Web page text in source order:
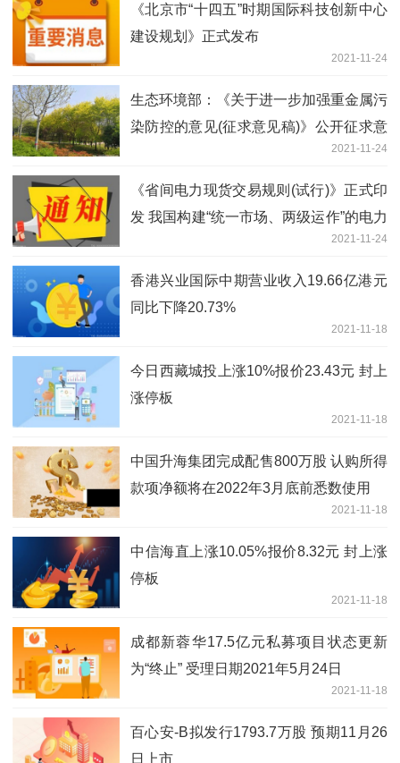
《北京市“十四五”时期国际科技创新中心
建设规划》正式发布
2021-11-24
生态环境部：《关于进一步加强重金属污
染防控的意见(征求意见稿)》公开征求意
2021-11-24
《省间电力现货交易规则(试行)》正式印
发 我国构建“统一市场、两级运作”的电力
2021-11-24
香港兴业国际中期营业收入19.66亿港元
同比下降20.73%
2021-11-18
今日西藏城投上涨10%报价23.43元 封上
涨停板
2021-11-18
中国升海集团完成配售800万股 认购所得
款项净额将在2022年3月底前悉数使用
2021-11-18
中信海直上涨10.05%报价8.32元 封上涨
停板
2021-11-18
成都新蓉华17.5亿元私募项目状态更新
为“终止” 受理日期2021年5月24日
2021-11-18
百心安-B拟发行1793.7万股 预期11月26
日上市